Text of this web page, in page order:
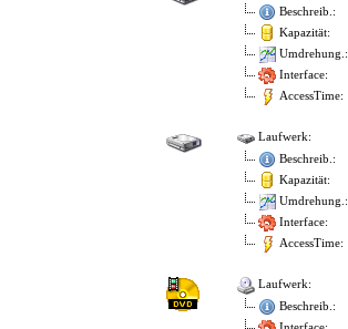
Beschreib.:
Kapazität:
Umdrehung.:
Interface:
AccessTime:
Laufwerk:
Beschreib.:
Kapazität:
Umdrehung.:
Interface:
AccessTime:
Laufwerk:
Beschreib.: